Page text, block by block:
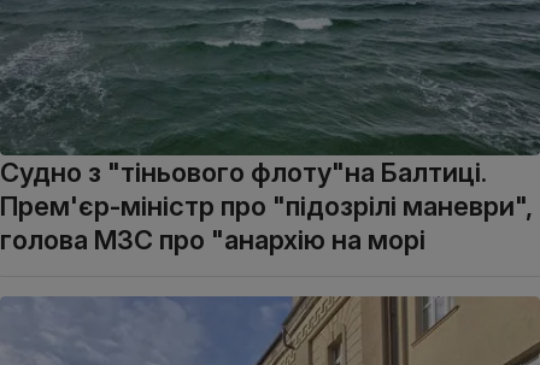
Судно з "тіньового флоту"на Балтиці.
Прем'єр-міністр про "підозрілі маневри",
голова МЗС про "анархію на морі